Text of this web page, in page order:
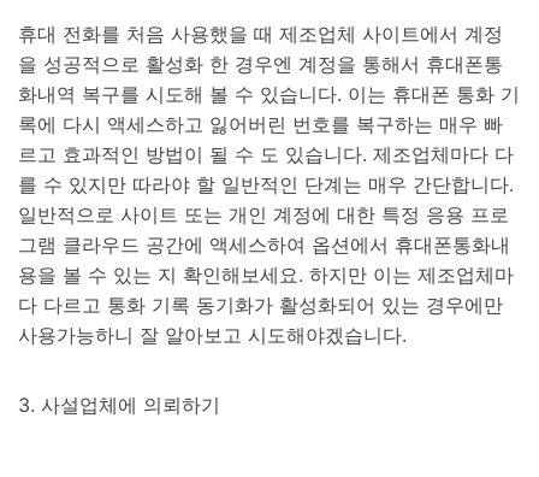
휴대 전화를 처음 사용했을 때 제조업체 사이트에서 계정
을 성공적으로 활성화 한 경우엔 계정을 통해서 휴대폰통
화내역 복구를 시도해 볼 수 있습니다. 이는 휴대폰 통화 기
록에 다시 액세스하고 잃어버린 번호를 복구하는 매우 빠
르고 효과적인 방법이 될 수 도 있습니다. 제조업체마다 다
를 수 있지만 따라야 할 일반적인 단계는 매우 간단합니다.
일반적으로 사이트 또는 개인 계정에 대한 특정 응용 프로
그램 클라우드 공간에 액세스하여 옵션에서 휴대폰통화내
용을 볼 수 있는 지 확인해보세요. 하지만 이는 제조업체마
다 다르고 통화 기록 동기화가 활성화되어 있는 경우에만
사용가능하니 잘 알아보고 시도해야겠습니다.
3. 사설업체에 의뢰하기